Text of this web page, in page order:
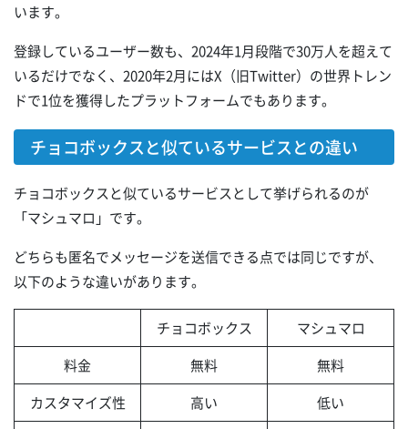
います。
登録しているユーザー数も、2024年1月段階で30万人を超えて
いるだけでなく、2020年2月にはX（旧Twitter）の世界トレン
ドで1位を獲得したプラットフォームでもあります。
チョコボックスと似ているサービスとの違い
チョコボックスと似ているサービスとして挙げられるのが
「マシュマロ」です。
どちらも匿名でメッセージを送信できる点では同じですが、
以下のような違いがあります。
チョコボックス
マシュマロ
料金
無料
無料
カスタマイズ性
高い
低い